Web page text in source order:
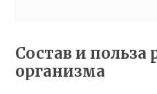
Состав и польза
организма